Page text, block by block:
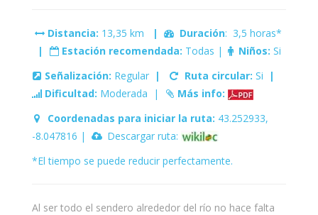
Distancia: 13,35 km | Duración: 3,5 horas*
|
Estación recomendada: Todas | Niños: Si
Señalización: Regular | Ruta circular: Si
|
Dificultad: Moderada |
Más info:
Coordenadas para iniciar la ruta: 43.252933,
-8.047816 |
Descargar ruta:
*El tiempo se puede reducir perfectamente.
Al ser todo el sendero alrededor del río no hace falta